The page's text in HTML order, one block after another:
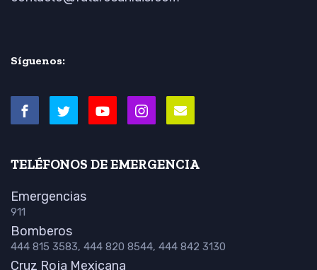
Síguenos:
TELÉFONOS DE EMERGENCIA
Emergencias
911
Bomberos
444 815 3583, 444 820 8544, 444 842 3130
Cruz Roja Mexicana